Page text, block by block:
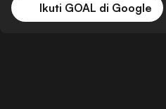
Ikuti GOAL di Google